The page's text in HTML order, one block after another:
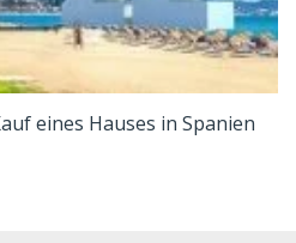
eines Hauses in Spanien